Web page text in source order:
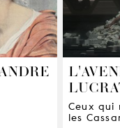
Ceux qui
les